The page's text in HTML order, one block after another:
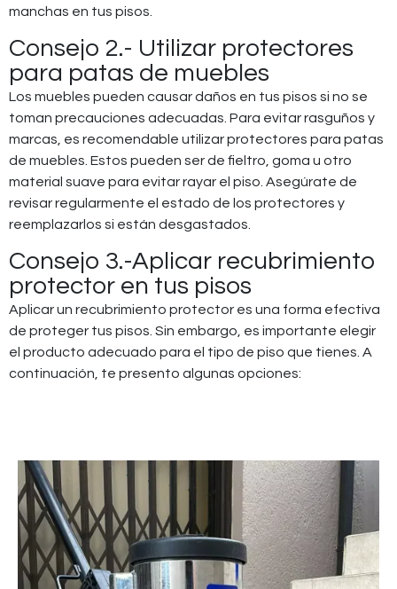
manchas en tus pisos.
Consejo 2.- Utilizar protectores
para patas de muebles
Los muebles pueden causar daños en tus pisos si no se
toman precauciones adecuadas. Para evitar rasguños y
marcas, es recomendable utilizar protectores para patas
de muebles. Estos pueden ser de fieltro, goma u otro
material suave para evitar rayar el piso. Asegúrate de
revisar regularmente el estado de los protectores y
reemplazarlos si están desgastados.
Consejo 3.-Aplicar recubrimiento
protector en tus pisos
Aplicar un recubrimiento protector es una forma efectiva
de proteger tus pisos. Sin embargo, es importante elegir
el producto adecuado para el tipo de piso que tienes. A
continuación, te presento algunas opciones: